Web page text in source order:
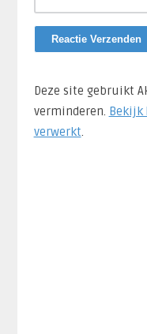
Deze site gebruikt
verminderen. Bekijk
verwerkt.